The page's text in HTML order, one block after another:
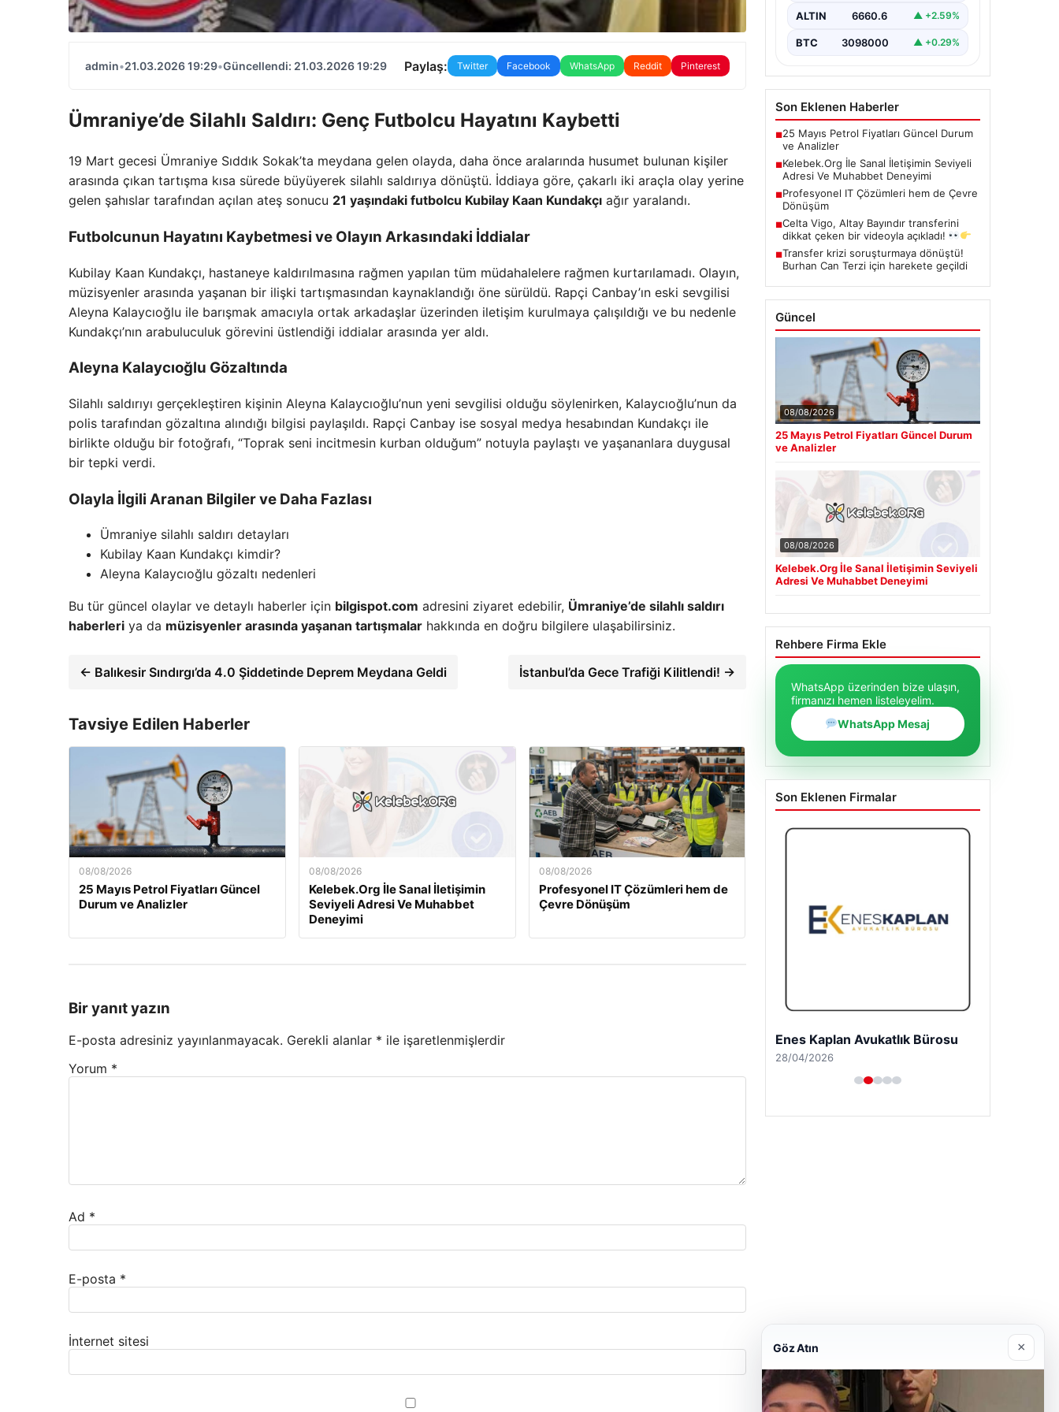
admin•21.03.2026 19:29•Güncellendi: 21.03.2026 19:29 Paylaş: Twitter Facebook WhatsApp Reddit Pinterest
Ümraniye’de Silahlı Saldırı: Genç Futbolcu Hayatını Kaybetti
19 Mart gecesi Ümraniye Sıddık Sokak’ta meydana gelen olayda, daha önce aralarında husumet bulunan kişiler
arasında çıkan tartışma kısa sürede büyüyerek silahlı saldırıya dönüştü. İddiaya göre, çakarlı iki araçla olay yerine
gelen şahıslar tarafından açılan ateş sonucu 21 yaşındaki futbolcu Kubilay Kaan Kundakçı ağır yaralandı.
Futbolcunun Hayatını Kaybetmesi ve Olayın Arkasındaki İddialar
Kubilay Kaan Kundakçı, hastaneye kaldırılmasına rağmen yapılan tüm müdahalelere rağmen kurtarılamadı. Olayın,
müzisyenler arasında yaşanan bir ilişki tartışmasından kaynaklandığı öne sürüldü. Rapçi Canbay’ın eski sevgilisi
Aleyna Kalaycıoğlu ile barışmak amacıyla ortak arkadaşlar üzerinden iletişim kurulmaya çalışıldığı ve bu nedenle
Kundakçı’nın arabuluculuk görevini üstlendiği iddialar arasında yer aldı.
Aleyna Kalaycıoğlu Gözaltında
Silahlı saldırıyı gerçekleştiren kişinin Aleyna Kalaycıoğlu’nun yeni sevgilisi olduğu söylenirken, Kalaycıoğlu’nun da
polis tarafından gözaltına alındığı bilgisi paylaşıldı. Rapçi Canbay ise sosyal medya hesabından Kundakçı ile
birlikte olduğu bir fotoğrafı, “Toprak seni incitmesin kurban olduğum” notuyla paylaştı ve yaşananlara duygusal
bir tepki verdi.
Olayla İlgili Aranan Bilgiler ve Daha Fazlası
Ümraniye silahlı saldırı detayları
Kubilay Kaan Kundakçı kimdir?
Aleyna Kalaycıoğlu gözaltı nedenleri
Bu tür güncel olaylar ve detaylı haberler için bilgispot.com adresini ziyaret edebilir, Ümraniye’de silahlı saldırı
haberleri ya da müzisyenler arasında yaşanan tartışmalar hakkında en doğru bilgilere ulaşabilirsiniz.
← Balıkesir Sındırgı’da 4.0 Şiddetinde Deprem Meydana Geldi İstanbul’da Gece Trafiği Kilitlendi! →
Tavsiye Edilen Haberler
08/08/2026
25 Mayıs Petrol Fiyatları Güncel
Durum ve Analizler
08/08/2026
Kelebek.Org İle Sanal İletişimin
Seviyeli Adresi Ve Muhabbet
Deneyimi
08/08/2026
Profesyonel IT Çözümleri hem de
Çevre Dönüşüm
Bir yanıt yazın
E-posta adresiniz yayınlanmayacak. Gerekli alanlar * ile işaretlenmişlerdir
Yorum *
Ad *
E-posta *
İnternet sitesi
Halen çeşitli…
ALTIN 6660.6 ▲ +2.59%
BTC 3098000 ▲ +0.29%
Son Eklenen Haberler
■25 Mayıs Petrol Fiyatları Güncel Durum
ve Analizler
■Kelebek.Org İle Sanal İletişimin Seviyeli
Adresi Ve Muhabbet Deneyimi
■Profesyonel IT Çözümleri hem de Çevre
Dönüşüm
■Celta Vigo, Altay Bayındır transferini
dikkat çeken bir videoyla açıkladı!
■Transfer krizi soruşturmaya dönüştü!
Burhan Can Terzi için harekete geçildi
Güncel
08/08/2026
25 Mayıs Petrol Fiyatları Güncel Durum
ve Analizler
08/08/2026
Kelebek.Org İle Sanal İletişimin Seviyeli
Adresi Ve Muhabbet Deneyimi
Rehbere Firma Ekle
WhatsApp üzerinden bize ulaşın,
firmanızı hemen listeleyelim.
WhatsApp Mesaj
Son Eklenen Firmalar
Enes Kaplan Avukatlık Bürosu
28/04/2026
Göz Atın ×